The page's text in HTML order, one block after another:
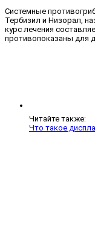
Системные
Тербизил и Низорал,
курс лечения
противопоказаны для
Читайте также:
Что такое